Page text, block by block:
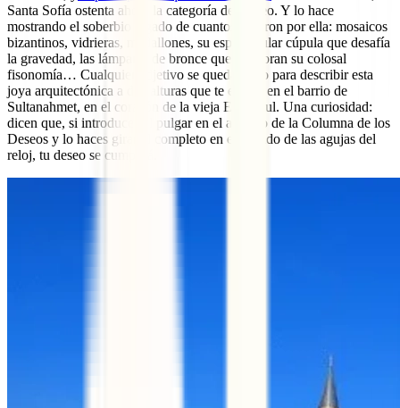
Santa Sofía ostenta ahora la categoría de museo. Y lo hace
mostrando el soberbio legado de cuantos pasaron por ella: mosaicos
bizantinos, vidrieras, medallones, su espectacular cúpula que desafía
la gravedad, las lámparas de bronce que alumbran su colosal
fisonomía… Cualquier adjetivo se queda corto para describir esta
joya arquitectónica a dos alturas que te espera en el barrio de
Sultanahmet, en el corazón de la vieja Estambul. Una curiosidad:
dicen que, si introduces el pulgar en el agujero de la Columna de los
Deseos y lo haces girar al completo en el sentido de las agujas del
reloj, tu deseo se cumplirá.